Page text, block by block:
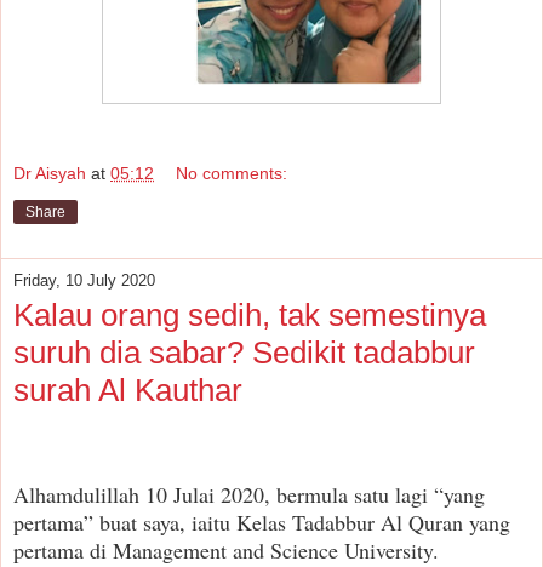
Dr Aisyah at 05:12 No comments:
Share
Friday, 10 July 2020
Kalau orang sedih, tak semestinya
suruh dia sabar? Sedikit tadabbur
surah Al Kauthar
Alhamdulillah 10 Julai 2020, bermula satu lagi “yang
pertama” buat saya, iaitu Kelas Tadabbur Al Quran yang
pertama di Management and Science University.